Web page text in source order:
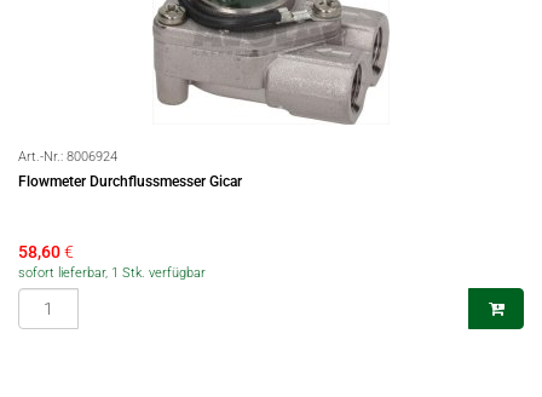
Art.-Nr.: 8006924
Flowmeter Durchflussmesser Gicar
58,60€
sofort lieferbar, 1 Stk. verfügbar